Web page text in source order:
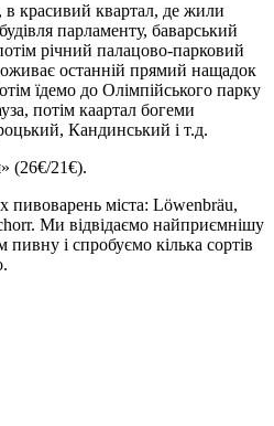
в красивий квартал, де жили
парламенту, баварський
річний палацово-парковий
останній прямий нащадок
їдемо до Олімпійського парку
потім каартал богеми
Кандинський і т.д.
(26€/21€).
міста: Löwenbräu,
Ми відвідаємо найприємнішу
пивну і спробуємо кілька сортів